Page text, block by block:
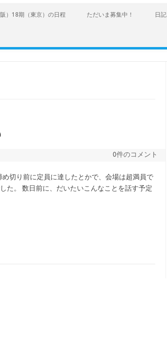
）18期（東京）の日程 ただいま募集中！ 日記
0件のコメント
切り前に定員に達したとかで、会場は超満員で
た。 数日前に、だいたいこんなことを話す予定